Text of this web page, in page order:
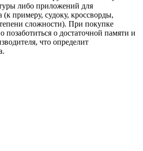
либо приложений для
(к примеру, судоку, кроссворды,
сложности). При покупке
позаботиться о достаточной памяти и
что определит